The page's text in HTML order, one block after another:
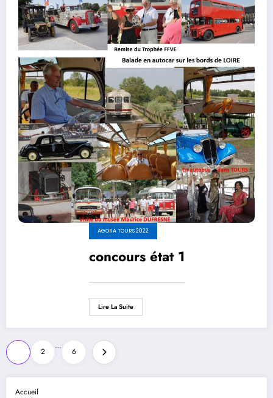
Accueil
AGORA TOURS 2022
concours état 1
Lire La Suite
Pagination
des
publications
2
…
6